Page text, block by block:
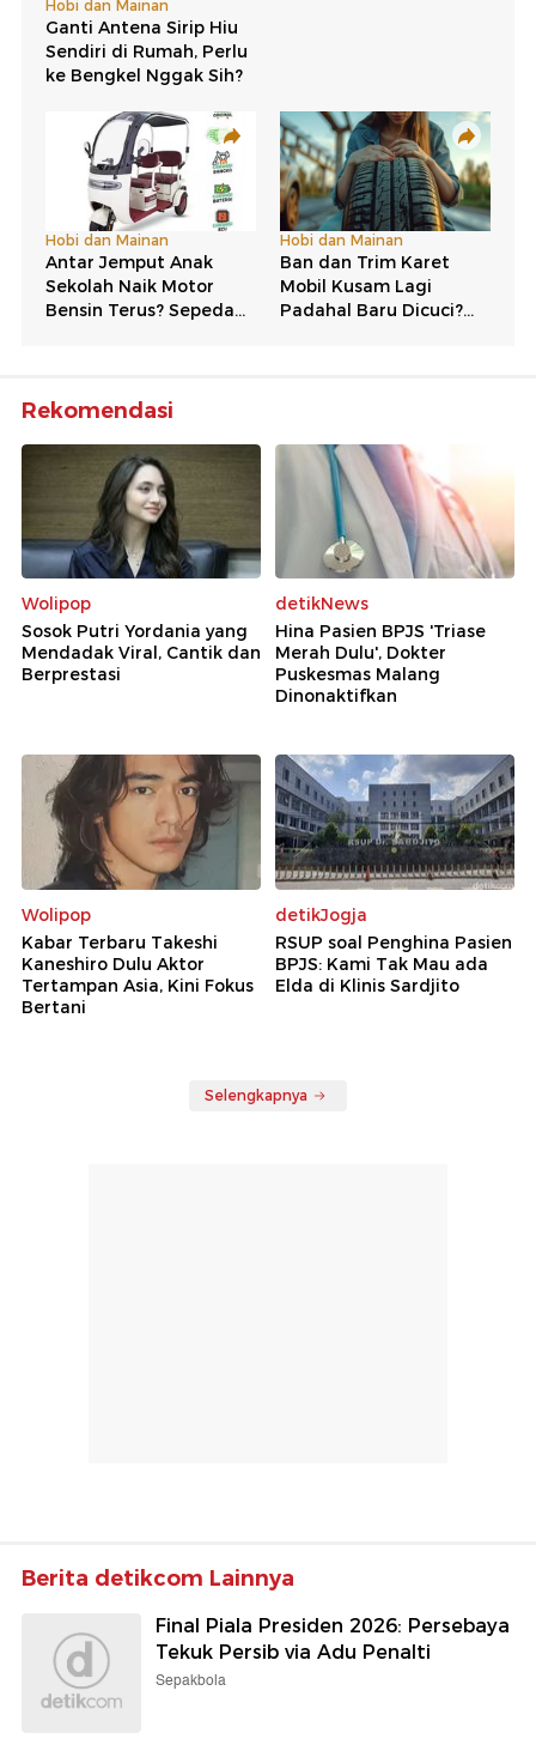
Rekomendasi
Wolipop
Sosok Putri Yordania yang
Mendadak Viral, Cantik dan
Berprestasi
detikNews
Hina Pasien BPJS 'Triase
Merah Dulu', Dokter
Puskesmas Malang
Dinonaktifkan
Wolipop
Kabar Terbaru Takeshi
Kaneshiro Dulu Aktor
Tertampan Asia, Kini Fokus
Bertani
detikJogja
RSUP soal Penghina Pasien
BPJS: Kami Tak Mau ada
Elda di Klinis Sardjito
Selengkapnya
Berita detikcom Lainnya
Final Piala Presiden 2026: Persebaya
Tekuk Persib via Adu Penalti
Sepakbola